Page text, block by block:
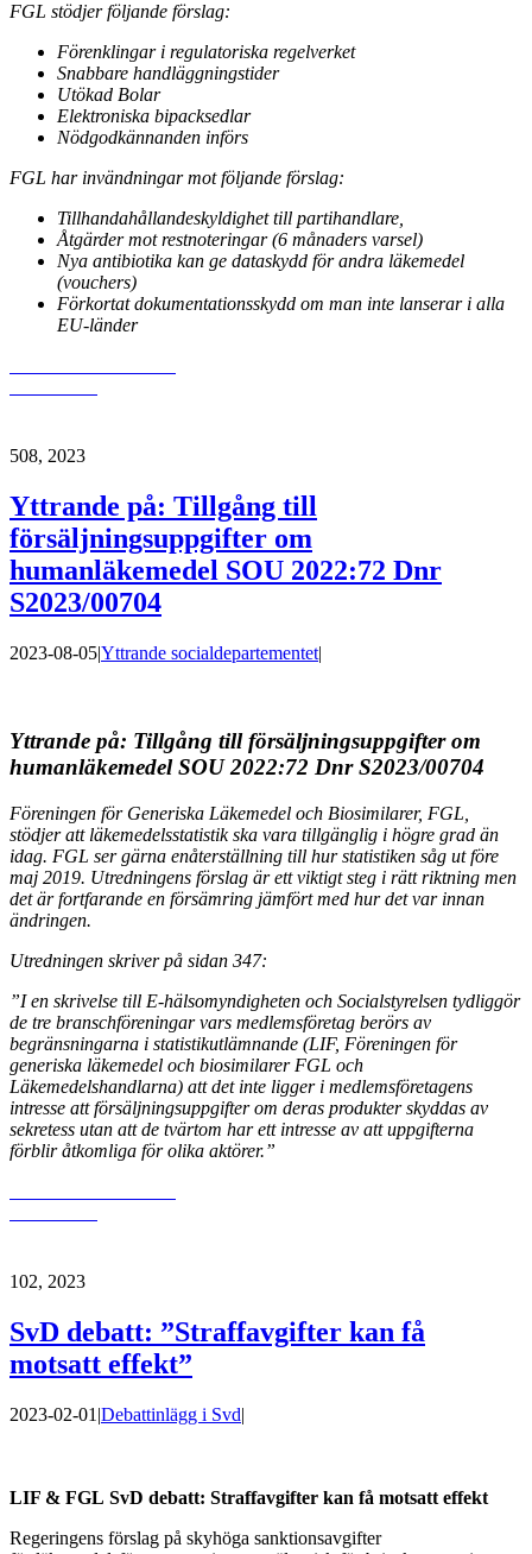
FGL stödjer följande förslag:
Förenklingar i regulatoriska regelverket
Snabbare handläggningstider
Utökad Bolar
Elektroniska bipacksedlar
Nödgodkännanden införs
FGL har invändningar mot följande förslag:
Tillhandahållandeskyldighet till partihandlare,
Åtgärder mot restnoteringar (6 månaders varsel)
Nya antibiotika kan ge dataskydd för andra läkemedel
(vouchers)
Förkortat dokumentationsskydd om man inte lanserar i alla
EU-länder
508, 2023
Yttrande på: Tillgång till
försäljningsuppgifter om
humanläkemedel SOU 2022:72 Dnr
S2023/00704
2023-08-05|Yttrande socialdepartementet|
Yttrande på: Tillgång till försäljningsuppgifter om
humanläkemedelSOU 2022:72 Dnr S2023/00704
Föreningen för Generiska Läkemedel och Biosimilarer, FGL,
stödjer att läkemedelsstatistik ska vara tillgänglig i högre grad än
idag. FGL ser gärna enåterställning till hur statistiken såg ut före
maj 2019. Utredningens förslag är ettviktigt steg i rätt riktning men
det är fortfarande en försämring jämfört med hur detvar innan
ändringen.
Utredningen skriver på sidan 347:
”I en skrivelse till E-hälsomyndigheten och Socialstyrelsen tydliggör
de tre branschföreningarvars medlemsföretag berörs av
begränsningarna i statistikutlämnande (LIF, Föreningen för
generiska läkemedel och biosimilarer FGL och
Läkemedelshandlarna) att det inte ligger i medlemsföretagens
intresse att försäljningsuppgifter om deras produkter skyddas av
sekretess utan att de tvärtom har ett intresse av att uppgifterna
förblir åtkomliga för olika aktörer.”
102, 2023
SvD debatt: ”Straffavgifter kan få
motsatt effekt”
2023-02-01 |Debattinlägg i Svd|
LIF & FGL SvD debatt: Straffavgifter kan få motsatt effekt
Regeringens förslag på skyhöga sanktionsavgifter